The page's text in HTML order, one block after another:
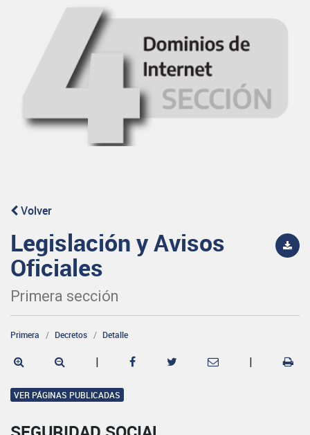
Volver
Legislación y Avisos
Oficiales
Primera sección
Primera Decretos Detalle
| |
VER PÁGINAS PUBLICADAS